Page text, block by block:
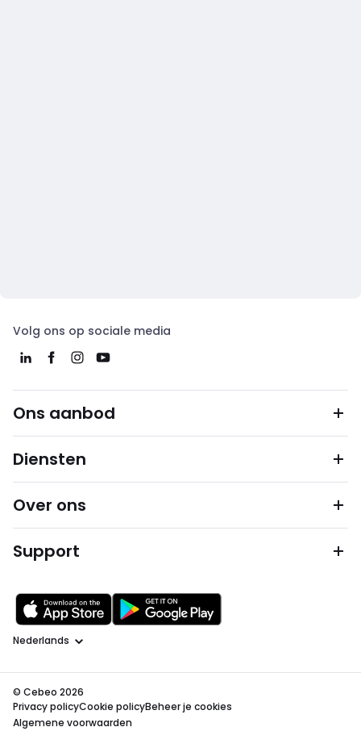
Volg ons op sociale media
Ons aanbod
Diensten
Over ons
Support
Taal
© Cebeo 2026
Privacy policyCookie policyBeheer je cookies
Algemene voorwaarden